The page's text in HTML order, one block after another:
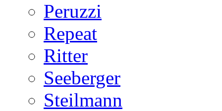
Peruzzi
Repeat
Ritter
Seeberger
Steilmann